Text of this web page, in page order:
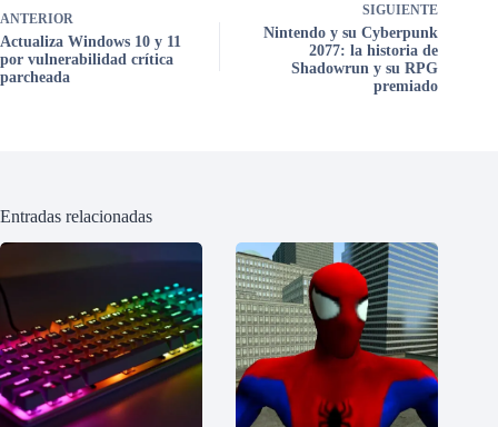
ANTERIOR
Actualiza Windows 10 y 11
por vulnerabilidad crítica
parcheada
SIGUIENTE
Nintendo y su Cyberpunk
2077: la historia de
Shadowrun y su RPG
premiado
Entradas relacionadas